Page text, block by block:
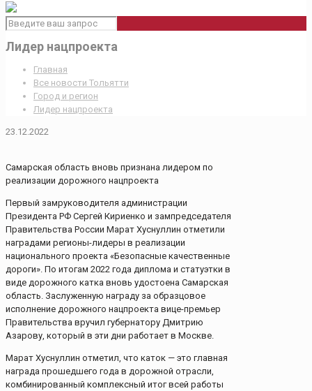
Лидер нацпроекта
Главная
Все новости Тольятти
Город и регион
Лидер нацпроекта
23.12.2022
Самарская область вновь признана лидером по
реализации дорожного нацпроекта
Первый замруководителя администрации
Президента РФ Сергей Кириенко и зампредседателя
Правительства России Марат Хуснуллин отметили
наградами регионы-лидеры в реализации
национального проекта «Безопасные качественные
дороги». По итогам 2022 года диплома и статуэтки в
виде дорожного катка вновь удостоена Самарская
область. Заслуженную награду за образцовое
исполнение дорожного нацпроекта вице-премьер
Правительства вручил губернатору Дмитрию
Азарову, который в эти дни работает в Москве.
Марат Хуснуллин отметил, что каток — это главная
награда прошедшего года в дорожной отрасли,
комбинированный комплексный итог всей работы